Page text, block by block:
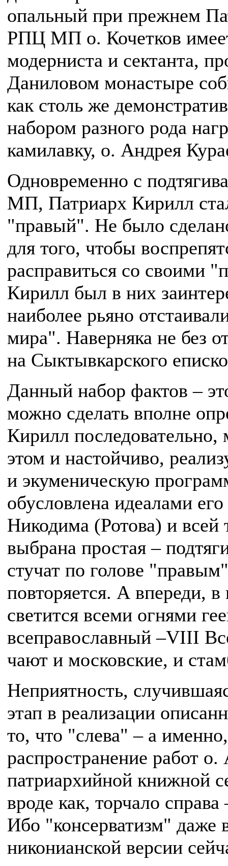
опальный при прежнем
РПЦ МП о. Кочетков
модерниста и сектанта,
Даниловом монастыре
как столь же
набором разного рода
камилавку, о. Андрея
Одновременно с
МП, Патриарх Кирилл
"правый". Не было
для того, чтобы
расправиться со своими
Кирилл был в них
наиболее рьяно
мира". Наверняка не без
на Сыктывкарского
Данный набор фактов –
можно сделать вполне
Кирилл
этом и настойчиво,
и экуменическую
обусловлена идеалами
Никодима (Ротова) и
выбрана простая –
стучат по голове
повторяется. А впереди,
светится всеми огнями
всеправославный –VIII
чают и московские, и
Неприятность,
этап в реализации
то, что "слева" – а
распространение работ
патриархийной книжной
вроде как, торчало
Ибо "консерватизм" даже
никонианской версии